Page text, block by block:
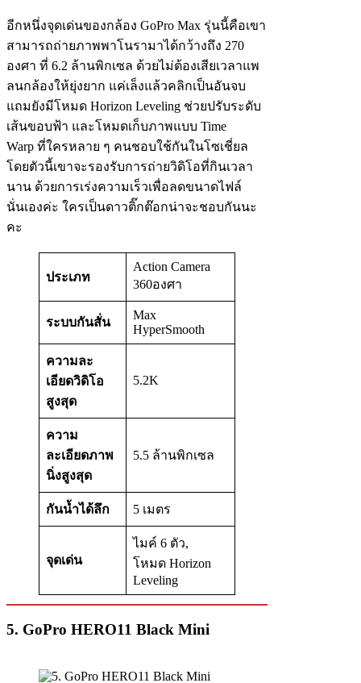
อีกหนึ่งจุดเด่นของกล้อง GoPro Max รุ่นนี้คือเขา
สามารถถ่ายภาพพาโนรามาได้กว้างถึง 270
องศา ที่ 6.2 ล้านพิกเซล ด้วยไม่ต้องเสียเวลาแพ
ลนกล้องให้ยุ่งยาก แค่เล็งแล้วคลิกเป็นอันจบ
แถมยังมีโหมด Horizon Leveling ช่วยปรับระดับ
เส้นขอบฟ้า และโหมดเก็บภาพแบบ Time
Warp ที่ใครหลาย ๆ คนชอบใช้กันในโซเชี่ยล
โดยตัวนี้เขาจะรองรับการถ่ายวิดิโอที่กินเวลา
นาน ด้วยการเร่งความเร็วเพื่อลดขนาดไฟล์
นั่นเองค่ะ ใครเป็นดาวติ๊กต๊อกน่าจะชอบกันนะ
คะ
ประเภท
Action Camera
360องศา
ระบบกันสั่น
Max
HyperSmooth
ความละ
เอียดวิดิโอ
สูงสุด
5.2K
ความ
ละเอียดภาพ
นิ่งสูงสุด
5.5 ล้านพิกเซล
กันน้ำได้ลึก 5 เมตร
จุดเด่น
ไมค์ 6 ตัว,
โหมด Horizon
Leveling
5. GoPro HERO11 Black Mini